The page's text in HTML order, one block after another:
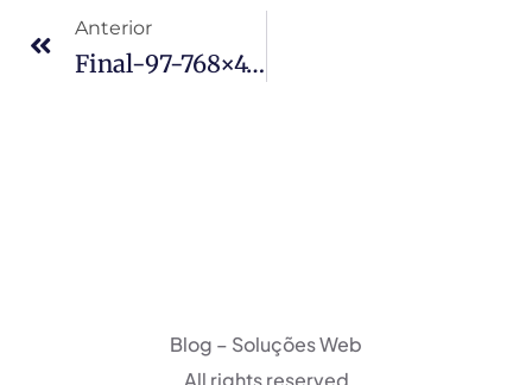
Anterior
Final-97-768×432
Blog – Soluções Web
All rights reserved